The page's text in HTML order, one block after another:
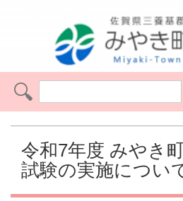
令和7年度 みやき
試験の実施につい